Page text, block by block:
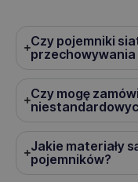
Czy pojemniki
Czy mogę
Jakie materiały
pojemników?